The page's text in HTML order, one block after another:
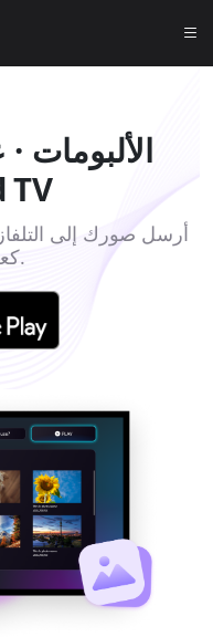
أرسل صورك إلى
كعرض شرائح.